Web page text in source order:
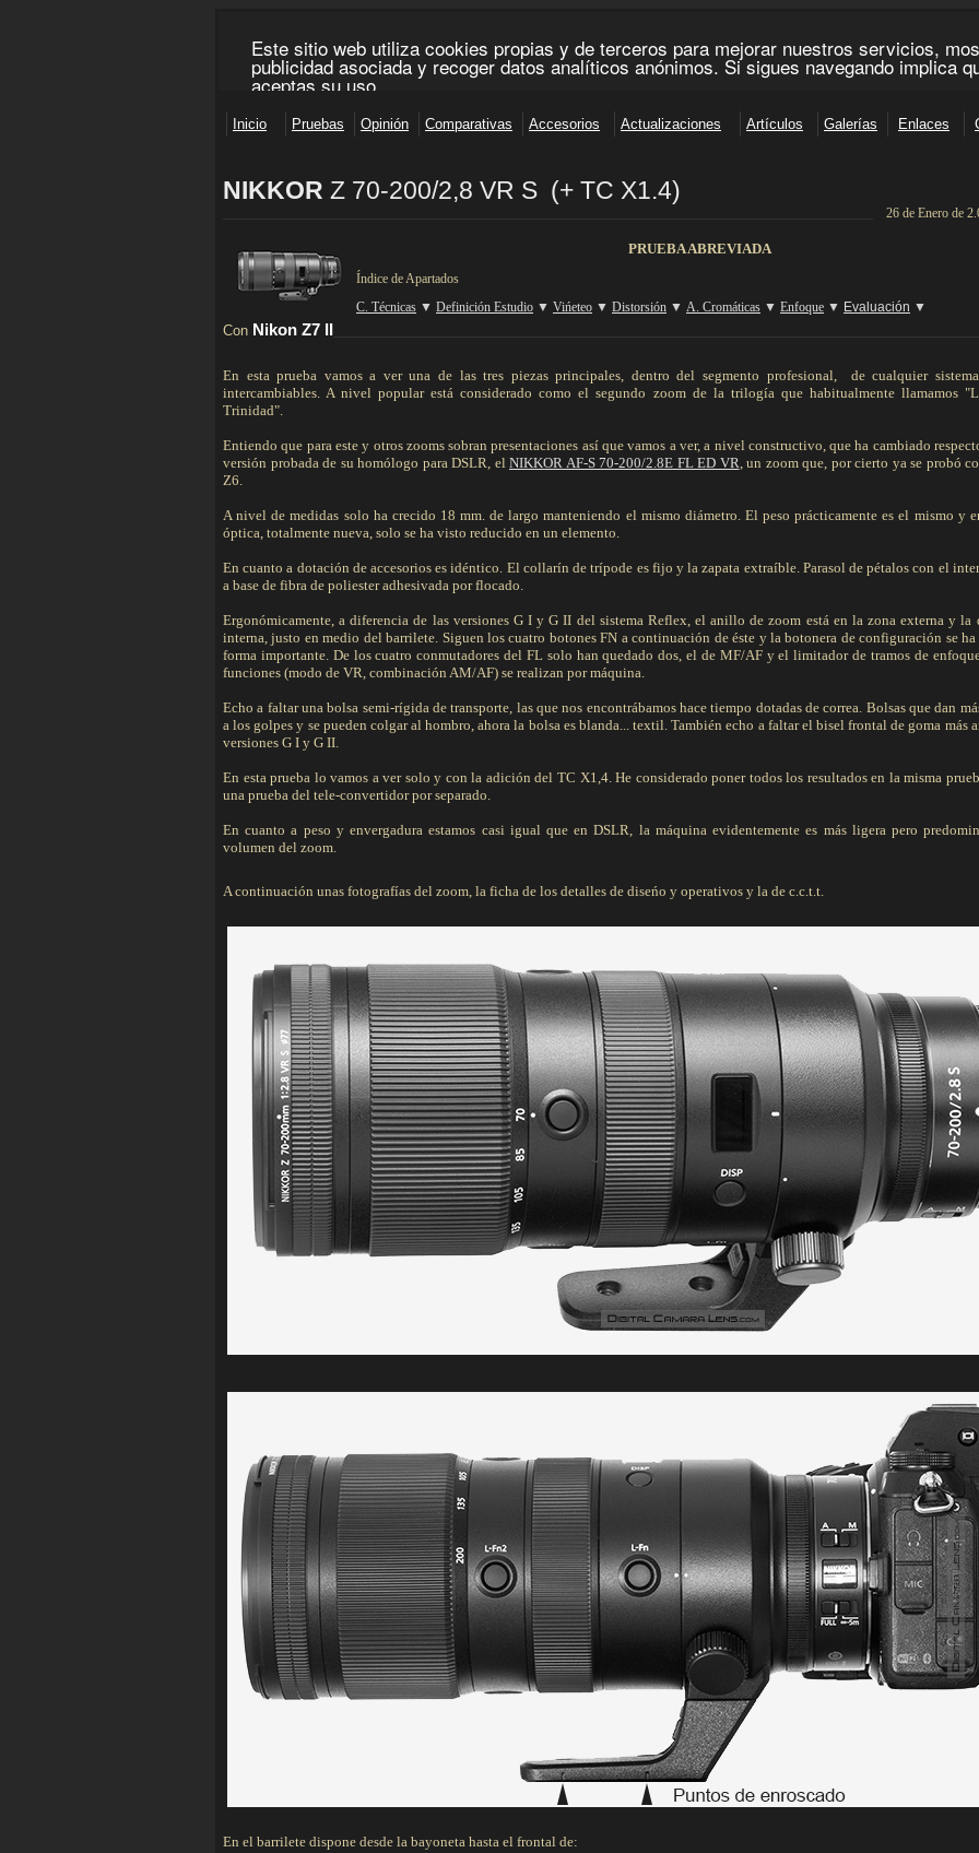
NIKKOR Z 70-200/2,8 VR S (+ TC X1.4)
26 de Enero de
PRUEBA ABREVIADA
Índice de Apartados
C. Técnicas ▼ Definición Estudio ▼ Vińeteo ▼ Distorsión ▼ A. Cromáticas ▼ Enfoque ▼ Evaluación ▼
Con Nikon Z7 II
En esta prueba vamos a ver una de las tres piezas principales, dentro del segmento profesional, de cualquier
intercambiables. A nivel popular está considerado como el segundo zoom de la trilogía que habitualmente llamamos
Trinidad".
Entiendo que para este y otros zooms sobran presentaciones así que vamos a ver, a nivel constructivo, que ha cambiado
versión probada de su homólogo para DSLR, el NIKKOR AF-S 70-200/2.8E FL ED VR, un zoom que, por cierto ya se probó
Z6.
A nivel de medidas solo ha crecido 18 mm. de largo manteniendo el mismo diámetro. El peso prácticamente es el mismo y
óptica, totalmente nueva, solo se ha visto reducido en un elemento.
En cuanto a dotación de accesorios es idéntico. El collarín de trípode es fijo y la zapata extraíble. Parasol de pétalos con el
a base de fibra de poliester adhesivada por flocado.
Ergonómicamente, a diferencia de las versiones G I y G II del sistema Reflex, el anillo de zoom está en la zona externa y la
interna, justo en medio del barrilete. Siguen los cuatro botones FN a continuación de éste y la botonera de configuración se
forma importante. De los cuatro conmutadores del FL solo han quedado dos, el de MF/AF y el limitador de tramos de
funciones (modo de VR, combinación AM/AF) se realizan por máquina.
Echo a faltar una bolsa semi-rígida de transporte, las que nos encontrábamos hace tiempo dotadas de correa. Bolsas que dan
a los golpes y se pueden colgar al hombro, ahora la bolsa es blanda... textil. También echo a faltar el bisel frontal de goma más
versiones G I y G II.
En esta prueba lo vamos a ver solo y con la adición del TC X1,4. He considerado poner todos los resultados en la misma
una prueba del tele-convertidor por separado.
En cuanto a peso y envergadura estamos casi igual que en DSLR, la máquina evidentemente es más ligera pero
volumen del zoom.
A continuación unas fotografías del zoom, la ficha de los detalles de diseńo y operativos y la de c.c.t.t.
En el barrilete dispone desde la bayoneta hasta el frontal de: